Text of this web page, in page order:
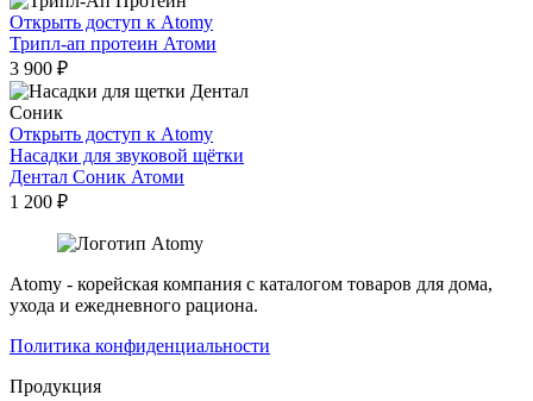
Открыть доступ к Atomy
Трипл-ап протеин Атоми
3 900 ₽
Открыть доступ к Atomy
Насадки для звуковой щётки
Дентал Соник Атоми
1 200 ₽
Atomy - корейская компания с каталогом товаров для дома,
ухода и ежедневного рациона.
Политика конфиденциальности
Продукция